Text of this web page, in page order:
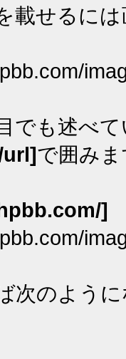
載せるに
でも述べ
で囲み
]
次のよう